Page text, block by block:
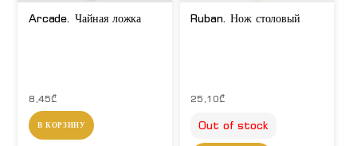
Arcade. Чайная ложка
8,45₾
В КОРЗИНУ
Ruban. Нож столовый
25,10₾
Out of stock